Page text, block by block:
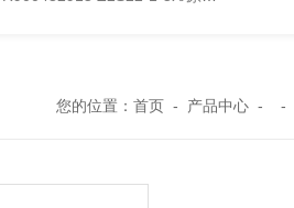
您的位置： 首页- 产品中心- -